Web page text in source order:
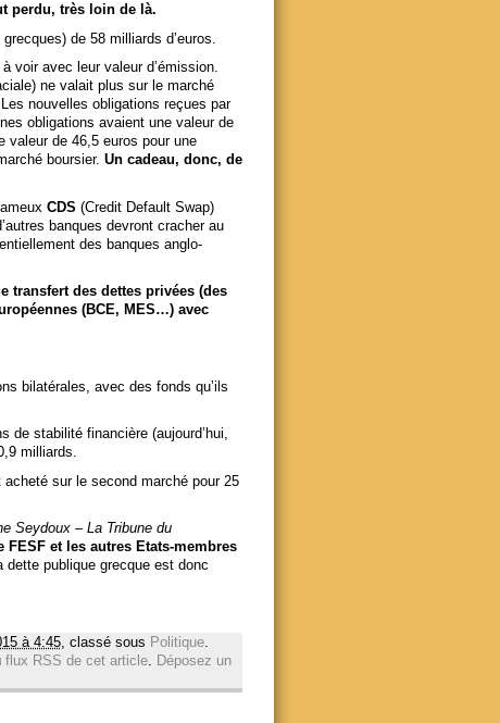
perdu, très loin de là.
de 58 milliards d’euros.
voir avec leur valeur d’émission.
ne valait plus sur le marché
nouvelles obligations reçues par
obligations avaient une valeur de
valeur de 46,5 euros pour une
boursier. Un cadeau, donc, de
CDS (Credit Default Swap)
banques devront cracher au
des banques anglo-
transfert des dettes privées (des
(BCE, MES…) avec
bilatérales, avec des fonds qu’ils
de stabilité financière (aujourd’hui,
milliards.
sur le second marché pour 25
Seydoux – La Tribune du
et les autres Etats-membres
dette publique grecque est donc
à 4:45, classé sous Politique.
flux RSS de cet article. Déposez un